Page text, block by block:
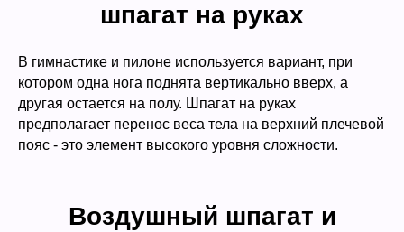
шпагат на руках
В гимнастике и пилоне используется вариант, при
котором одна нога поднята вертикально вверх, а
другая остается на полу. Шпагат на руках
предполагает перенос веса тела на верхний плечевой
пояс - это элемент высокого уровня сложности.
Воздушный шпагат и